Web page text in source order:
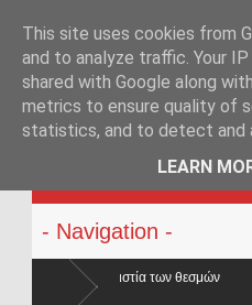
Συνελήφθη στην
Μουζακίτη
This site uses cookies from
and to analyze traffic. Your
shared with Google along
metrics to ensure quality of
statistics, and to detect and
LEARN